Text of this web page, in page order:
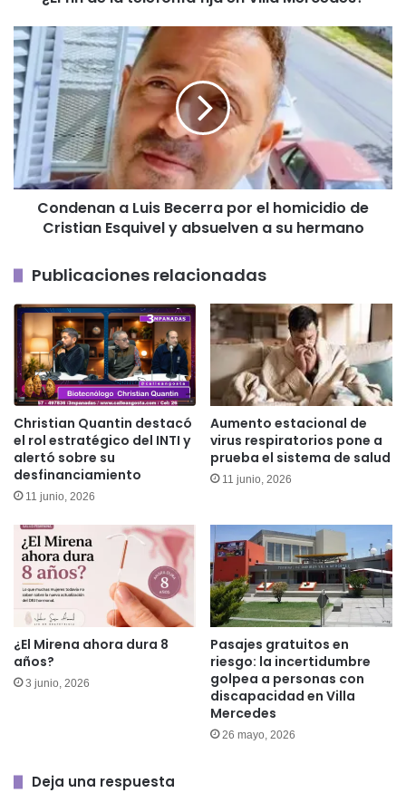
Condenan
a
Luis
Becerra
por
el
homicidio
de
Cristian
Esquivel
su
hermano
Condenan a Luis Becerra por el homicidio de
Cristian Esquivel y absuelven a su hermano
Publicaciones relacionadas
Christian Quantin destacó
el rol estratégico del INTI y
alertó sobre su
desfinanciamiento
11 junio, 2026
Aumento estacional de
virus respiratorios pone a
prueba el sistema de salud
11 junio, 2026
¿El Mirena ahora dura 8
años?
3 junio, 2026
Pasajes gratuitos en
riesgo: la incertidumbre
golpea a personas con
discapacidad en Villa
Mercedes
26 mayo, 2026
Deja una respuesta